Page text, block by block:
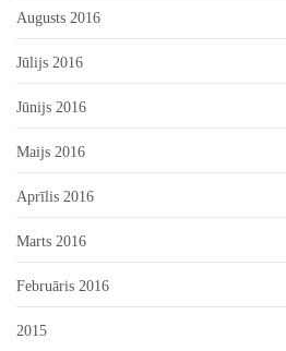
Augusts 2016
Jūlijs 2016
Jūnijs 2016
Maijs 2016
Aprīlis 2016
Marts 2016
Februāris 2016
2015